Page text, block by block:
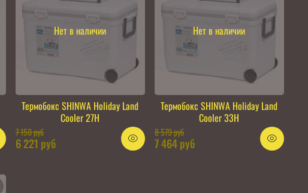
Нет в наличии
Термобокс SHINWA Holiday Land
Cooler 27H
7 150 руб
6 221 руб
Нет в наличии
Термобокс SHINWA Holiday Land
Cooler 33H
8 579 руб
7 464 руб